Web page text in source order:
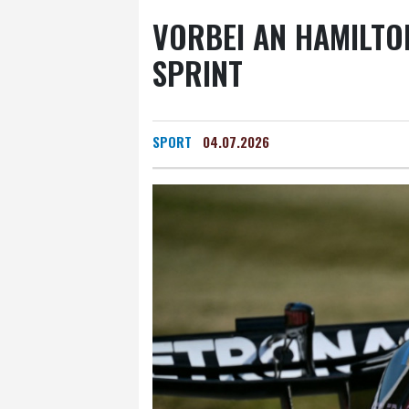
VORBEI AN
SPRINT
SPORT 04.07.2026